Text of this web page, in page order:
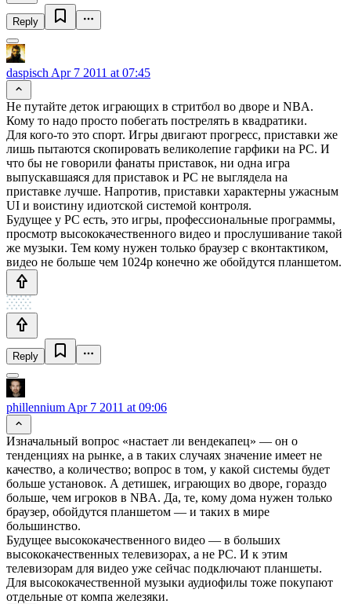
Reply
daspisch Apr 7 2011 at 07:45
Не путайте деток играющих в стритбол во дворе и NBA.
Кому то надо просто побегать пострелять в квадратики.
Для кого-то это спорт. Игры двигают прогресс, приставки же
лишь пытаются скопировать великолепие гарфики на PC. И
что бы не говорили фанаты приставок, ни одна игра
выпускавшаяся для приставок и PC не выглядела на
приставке лучше. Напротив, приставки характерны ужасным
UI и воистину идиотской системой контроля.
Будущее у PC есть, это игры, профессиональные программы,
просмотр высококачественного видео и прослушивание такой
же музыки. Тем кому нужен только браузер с вконтактиком,
видео не больше чем 1024p конечно же обойдутся планшетом.
Reply
phillennium Apr 7 2011 at 09:06
Изначальный вопрос «настает ли вендекапец» — он о
тенденциях на рынке, а в таких случаях значение имеет не
качество, а количество; вопрос в том, у какой системы будет
больше установок. А детишек, играющих во дворе, гораздо
больше, чем игроков в NBA. Да, те, кому дома нужен только
браузер, обойдутся планшетом — и таких в мире
большинство.
Будущее высококачественного видео — в больших
высококачественных телевизорах, а не PC. И к этим
телевизорам для видео уже сейчас подключают планшеты.
Для высококачественной музыки аудиофилы тоже покупают
отдельные от компа железяки.